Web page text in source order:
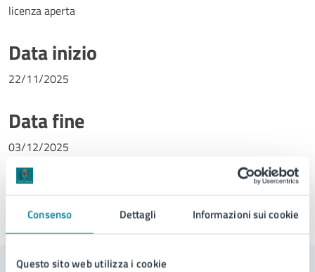
Consenso Dettagli Informazioni sui cookie
Questo sito web utilizza i cookie
licenza aperta
Data inizio
22/11/2025
Data fine
03/12/2025
Ultimo aggiornamento:24/11/2025, 08:06